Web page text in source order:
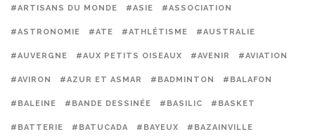
#ARTISANS DU MONDE #ASIE #ASSOCIATION
#ASTRONOMIE #ATE #ATHLÉTISME #AUSTRALIE
#AUVERGNE #AUX PETITS OISEAUX #AVENIR #AVIATION
#AVIRON #AZUR ET ASMAR #BADMINTON #BALAFON
#BALEINE #BANDE DESSINÉE #BASILIC #BASKET
#BATTERIE #BATUCADA #BAYEUX #BAZAINVILLE